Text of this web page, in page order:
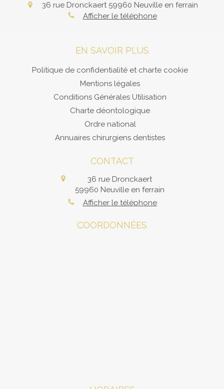
36 rue Dronckaert 59960 Neuville en ferrain
Afficher le téléphone
EN SAVOIR PLUS
Politique de confidentialité et charte cookie
Mentions légales
Conditions Générales Utilisation
Charte déontologique
Ordre national
Annuaires chirurgiens dentistes
CONTACT
36 rue Dronckaert
59960 Neuville en ferrain
Afficher le téléphone
COORDONNÉES